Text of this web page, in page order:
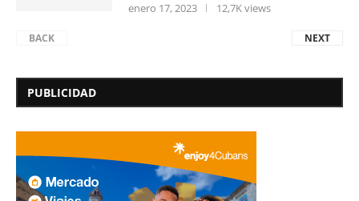
enero 17, 2023 12,7K views
BACK NEXT
PUBLICIDAD